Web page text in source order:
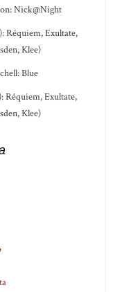
Nick@Night
Réquiem, Exultate,
Klee)
Blue
Réquiem, Exultate,
Klee)